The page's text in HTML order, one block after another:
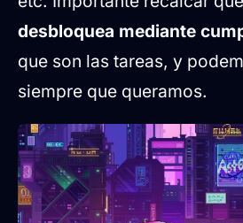
desbloquea mediante
que son las tareas, y
siempre que queramos.